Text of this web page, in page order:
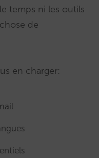
temps ni les outils
de
en charger: